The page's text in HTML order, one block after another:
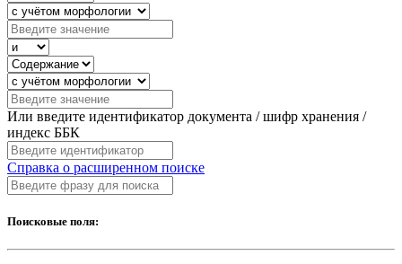
Или введите идентификатор документа / шифр хранения /
индекс ББК
Справка о расширенном поиске
Поисковые поля: